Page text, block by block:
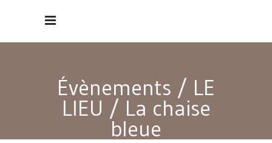
Évènements / LE
LIEU / La chaise
bleue